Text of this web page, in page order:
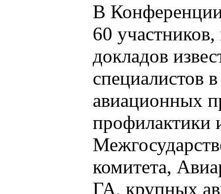
В
60
докладов
специалистов
авиационных
профилактики
комитета,
ГА, крупных